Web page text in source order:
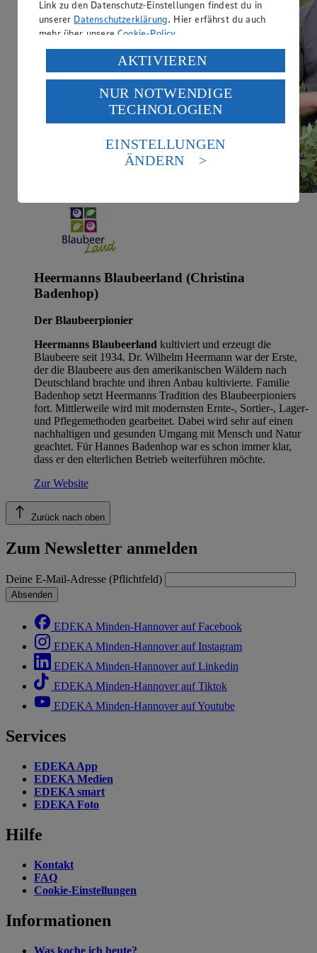
Heermanns Blaubeerland (Christina
Badenhop)
Der Blaubeerpionier
Heermanns Blaubeerland kultiviert und erzeugt die
Blaubeere seit 1934. Dr. Wilhelm Heermann war der Erste,
der die Blaubeere aus den amerikanischen Wäldern nach
Deutschland brachte und ihren Anbau kultivierte. Familie
Badenhop setzt Heermanns Tradition des Blaubeerpioniers
fort. Mittlerweile wird mit modernsten Ernte-, Sortier-, Lager-
und Pflegemethoden gearbeitet. Dabei wird sehr auf einen
nachhaltigen und gesunden Umgang mit Mensch und Natur
geachtet. Für Hannes Badenhop war es schon immer klar,
dass er den elterlichen Betrieb weiterführen möchte.
Zur Website
Zurück nach oben
Zum Newsletter anmelden
Deine E-Mail-Adresse (Pflichtfeld)
Absenden
EDEKA Minden-Hannover auf Facebook
EDEKA Minden-Hannover auf Instagram
EDEKA Minden-Hannover auf Linkedin
EDEKA Minden-Hannover auf Tiktok
EDEKA Minden-Hannover auf Youtube
Services
EDEKA App
EDEKA Medien
EDEKA smart
EDEKA Foto
Hilfe
Kontakt
FAQ
Cookie-Einstellungen
Informationen
Was koche ich heute?
Link zu den Datenschutz-Einstellungen findest du in
unserer Datenschutzerklärung. Hier erfährst du auch
mehr über unsereCookie-Policy.
Verarbeitung deiner personenbezogenen Daten in den
USA durch Facebook und YouTube:
Wenn du auf „Aktivieren“ klickst, willigst du im Sinne
des Art. 49 Abs. 1 Satz 1 lit. a) DSGVO ein, dass deine
Daten in den USA verarbeitet werden. Der EuGH sieht
die USA als Land mit einem nach europäischen
Standards nicht angemessenen Datenschutzniveau an.
Es besteht das Risiko eines Zugriffs durch US-
Informationen zum Herausgeber der Seite findest du
Impressum
AKTIVIEREN
NUR NOTWENDIGE
TECHNOLOGIEN
EINSTELLUNGEN
ÄNDERN